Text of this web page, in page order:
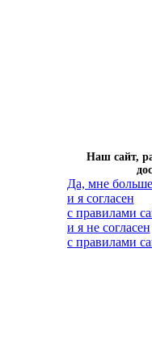
Наш сайт,
Да, мне
и я согласен
с правилами
и я не согласен
с правилами